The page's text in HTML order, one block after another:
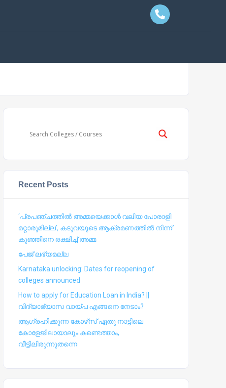
Recent Posts
‘പ്രപഞ്ചത്തില്‍ അമ്മയെക്കാള്‍ വലിയ പോരാളി
മറ്റാരുമില്ല’, കടുവയുടെ ആക്രമണത്തില്‍ നിന്ന്
കുഞ്ഞിനെ രക്ഷിച്ച് അമ്മ
പേജ് ലഭ്യമല്ല
Karnataka unlocking: Dates for reopening of
colleges announced
How to apply for Education Loan in India? ||
വിദ്യാഭ്യാസ വായ്പ എങ്ങനെ നേടാം?
ആഗ്രഹിക്കുന്ന കോഴ്‍സ് ഏതു നാട്ടിലെ
കോളേജിലായാലും കണ്ടെത്താം,
വീട്ടിലിരുന്നുതന്നെ